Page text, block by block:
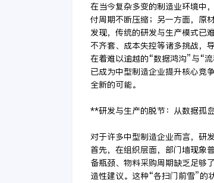
在当今复杂多变的制造业环境中
付周期不断压缩；另一方面，原
发现，传统的研发与生产模式已
不齐套、成本失控等诸多挑战，
在着难以逾越的“数据鸿沟”与“
已成为中型制造企业提升核心竞
全新的可能。
**研发与生产的脱节：从数据孤
对于许多中型制造企业而言，研
首先，在组织层面，部门墙现象
备瓶颈、物料采购周期缺乏足够
造性建议。这种“各扫门前雪”的